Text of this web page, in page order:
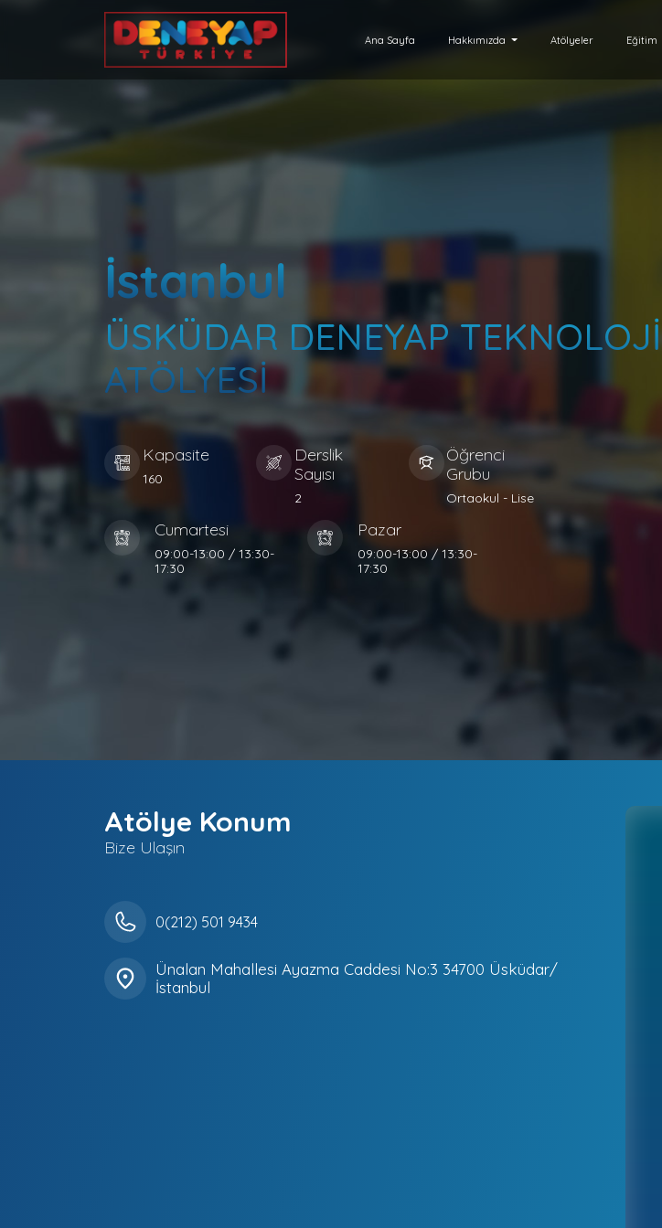
Ana Sayfa Hakkımızda Atölyeler Eğitim
İstanbul
ÜSKÜDAR DENEYAP TEKNOLOJİ
ATÖLYESİ
Kapasite
160
Derslik
Sayısı
2
Öğrenci
Grubu
Ortaokul - Lise
Cumartesi
09:00-13:00 / 13:30-
17:30
Pazar
09:00-13:00 / 13:30-
17:30
Atölye Konum
Bize Ulaşın
0(212) 501 9434
Ünalan Mahallesi Ayazma Caddesi No:3 34700 Üsküdar/
İstanbul